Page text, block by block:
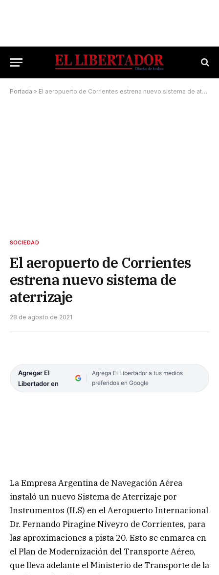
Portada » El aeropuerto de Corrientes estrena nuevo sistema de aterrizaje
SOCIEDAD
El aeropuerto de Corrientes
estrena nuevo sistema de
aterrizaje
28 de agosto de 2021
Agregar El
Libertador en
Agrega El Libertador a tus medios
preferidos en Google
La Empresa Argentina de Navegación Aérea
instaló un nuevo Sistema de Aterrizaje por
Instrumentos (ILS) en el Aeropuerto Internacional
Dr. Fernando Piragine Niveyro de Corrientes, para
las aproximaciones a pista 20. Esto se enmarca en
el Plan de Modernización del Transporte Aéreo,
que lleva adelante el Ministerio de Transporte de la